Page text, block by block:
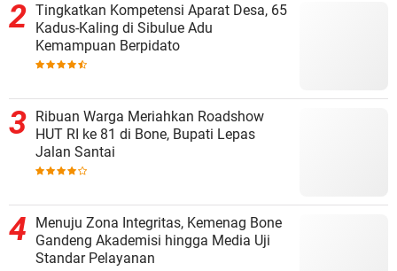
Tingkatkan Kompetensi Aparat Desa, 65
Kadus-Kaling di Sibulue Adu
Kemampuan Berpidato
Ribuan Warga Meriahkan Roadshow
HUT RI ke 81 di Bone, Bupati Lepas
Jalan Santai
Menuju Zona Integritas, Kemenag Bone
Gandeng Akademisi hingga Media Uji
Standar Pelayanan